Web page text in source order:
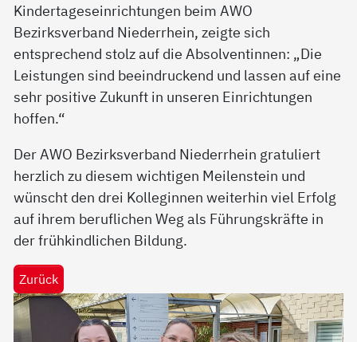
Kindertageseinrichtungen beim AWO
Bezirksverband Niederrhein, zeigte sich
entsprechend stolz auf die Absolventinnen: „Die
Leistungen sind beeindruckend und lassen auf eine
sehr positive Zukunft in unseren Einrichtungen
hoffen.“
Der AWO Bezirksverband Niederrhein gratuliert
herzlich zu diesem wichtigen Meilenstein und
wünscht den drei Kolleginnen weiterhin viel Erfolg
auf ihrem beruflichen Weg als Führungskräfte in
der frühkindlichen Bildung.
Zurück